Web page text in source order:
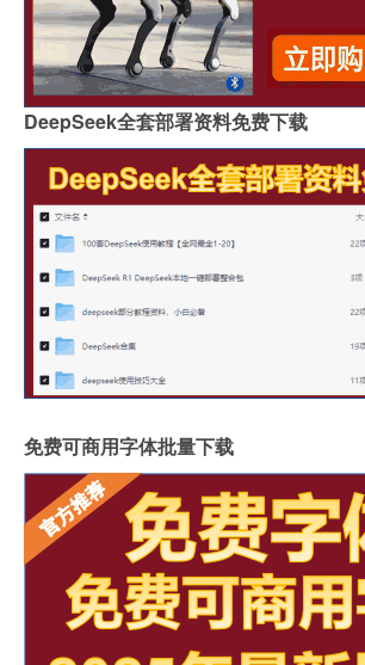
DeepSeek全套部署资料免费下载
免费可商用字体批量下载